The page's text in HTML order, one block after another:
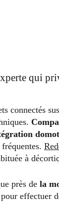
qui
connectés
à
près de la
effectuer